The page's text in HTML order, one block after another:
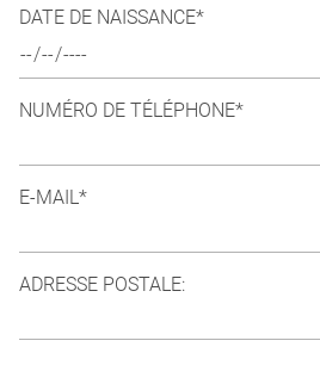
DATE DE NAISSANCE*
NUMÉRO DE TÉLÉPHONE*
E-MAIL*
ADRESSE POSTALE: